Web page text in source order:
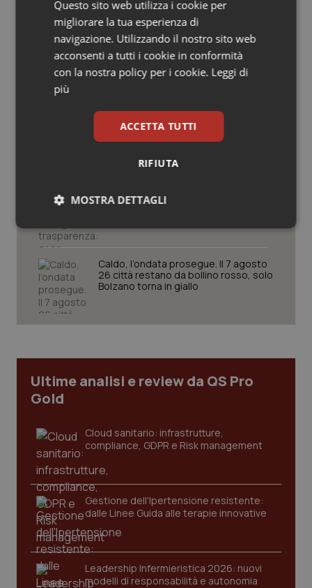
Salute orale & impianti
Sangue & coagulazione
Tiroide
Tumore al seno
Tumori del Polmone & Testa Collo
Tumori gastrointestinali
Ulcera & Reflusso
Vaccini
Cronache
Caldo, segnali di lenta ritirata
dell’ondata: il 7 agosto restano 26
Consip, al via la prima gara dedicata
alla salute della mammella: accordo
Breast Unit
AI Act, in vigore gli obblighi di
trasparenza: cosa cambia per sanità
Caldo, l’ondata prosegue. Il 7 agosto
26 città restano da bollino rosso, solo
Bolzano torna in giallo
Ultime analisi e review da QS Pro
Gold
Cloud sanitario: infrastrutture,
compliance, GDPR e Risk management
Gestione dell'Ipertensione resistente:
dalle Linee Guida alle terapie innovative
Leadership Infermieristica 2026: nuovi
modelli di responsabilità e autonomia
Questo sito web utilizza i cookie per
migliorare la tua esperienza di
navigazione. Utilizzando il nostro sito web
acconsenti a tutti i cookie in conformità
con la nostra policy per i cookie. Leggi di
più
ACCETTA TUTTI
RIFIUTA
MOSTRA DETTAGLI
Necessari Statistici Marketing
Necessari Statistici Marketing
navigazione sulle pagine e l'accesso alle aree
protette del sito. Il sito web non è in grado di
funzionare correttamente senza questi cookie.
VISITOR_PRIVACY_METADATA
YouTube
.youtube.com